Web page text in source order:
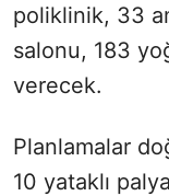
poliklinik, 33
salonu, 183
verecek.
Planlamalar
10 yataklı